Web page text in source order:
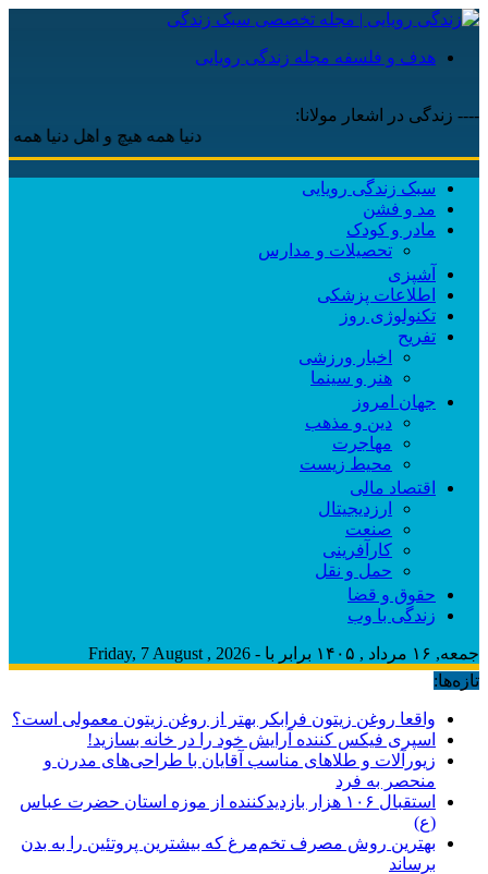
هدف و فلسفه مجله زندگی رویایی
---- زندگی در اشعار مولانا:
دنیا همه هیچ و اهل دنیا همه
سبک زندگی رویایی
مد و فشن
مادر و کودک
تحصیلات و مدارس
آشپزی
اطلاعات پزشکی
تکنولوژی روز
تفریح
اخبار ورزشی
هنر و سینما
جهان امروز
دین و مذهب
مهاجرت
محیط زیست
اقتصاد مالی
ارزدیجیتال
صنعت
کارآفرینی
حمل و نقل
حقوق و قضا
زندگی با وب
جمعه, ۱۶ مرداد , ۱۴۰۵ برابر با - Friday, 7 August , 2026
تازه‌ها:
واقعا روغن زیتون فرابکر بهتر از روغن زیتون معمولی است؟
اسپری فیکس کننده آرایش خود را در خانه بسازید!
زیورآلات و طلاهای مناسب آقایان با طراحی‌های مدرن و
منحصر به فرد
استقبال ۱۰۶ هزار بازدیدکننده از موزه استان حضرت عباس
(ع)
بهترین روش مصرف تخم‌مرغ که بیشترین پروتئین را به بدن
برساند